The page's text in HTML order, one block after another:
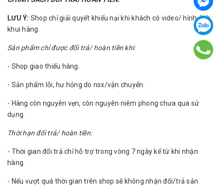
LƯU Ý: Shop chỉ giải quyết khiếu nại khi khách có video/ hình ảnh
khui hàng.
Sản phẩm chỉ được đổi trả/ hoàn tiền khi:
- Shop giao thiếu hàng.
- Sản phẩm lỗi, hư hỏng do nsx/vận chuyển.
- Hàng còn nguyên vẹn, còn nguyên niêm phong chưa qua sử
dụng.
Thời hạn đổi trả/ hoàn tiền:
- Thời gian đổi trả chỉ hỗ trợ trong vòng 7 ngày kể từ khi nhận
hàng.
- Nếu vượt quá thời gian trên shop sẽ không nhận đổi/trả sản